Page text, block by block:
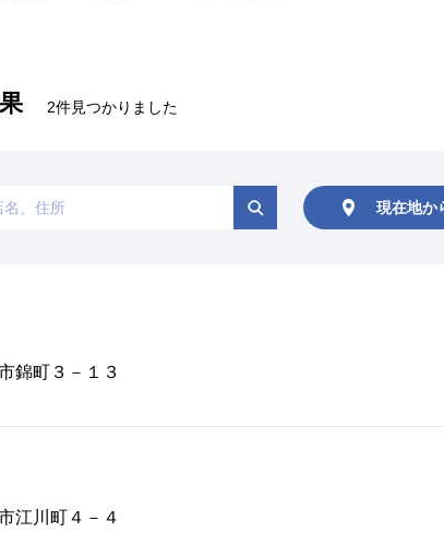
2件見つかりました
現在地か
錦町３－１３
江川町４－４